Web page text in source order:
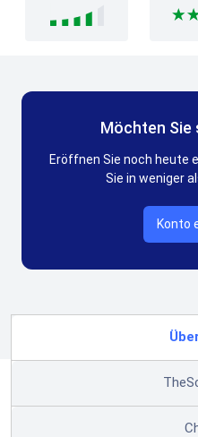
Möchten Sie
Eröffnen Sie noch heute
Sie in weniger
Konto